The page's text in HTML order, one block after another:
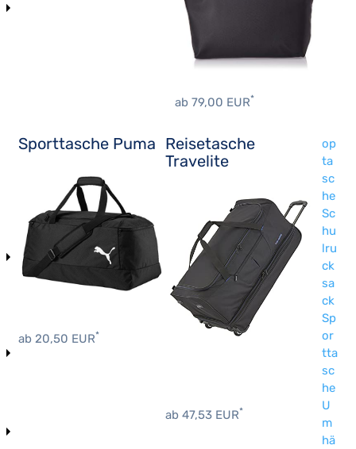
ab 79,00 EUR*
Sporttasche Puma
ab 20,50 EUR*
Reisetasche
Travelite
ab 47,53 EUR*
op
ta
sc
he
Sc
hu
lru
ck
sa
ck
Sp
or
tta
sc
he
U
m
hä